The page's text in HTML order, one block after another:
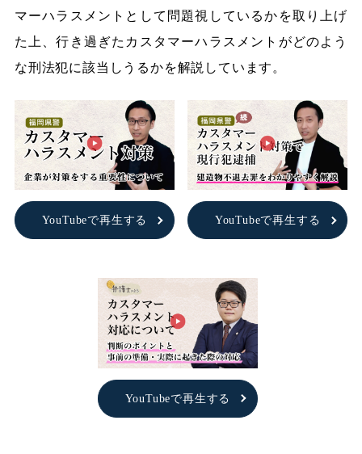
マーハラスメントとして問題視しているかを取り上げ
た上、行き過ぎたカスタマーハラスメントがどのよう
な刑法犯に該当しうるかを解説しています。
YouTubeで再生する YouTubeで再生する
YouTubeで再生する